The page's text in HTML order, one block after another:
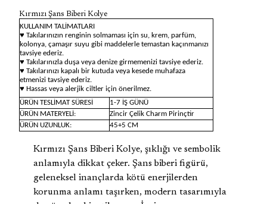
Kırmızı Şans Biberi Kolye
KULLANIM TALİMATLARI
♥ Takılarınızın renginin solmaması için su, krem, parfüm,
kolonya, çamaşır suyu gibi maddelerle temastan kaçınmanızı
tavsiye ederiz.
♥ Takılarınızla duşa veya denize girmemenizi tavsiye ederiz.
♥ Takılarınızı kapalı bir kutuda veya kesede muhafaza
etmenizi tavsiye ederiz.
♥ Hassas veya alerjik ciltler için önerilmez.
ÜRÜN TESLİMAT SÜRESİ
1-7 İŞ GÜNÜ
ÜRÜN MATERYELİ:
Zincir Çelik Charm Pirinçtir
ÜRÜN UZUNLUK:
45+5 CM
Kırmızı Şans Biberi Kolye, şıklığı ve sembolik
anlamıyla dikkat çeker. Şans biberi figürü,
geleneksel inançlarda kötü enerjilerden
korunma anlamı taşırken, modern tasarımıyla